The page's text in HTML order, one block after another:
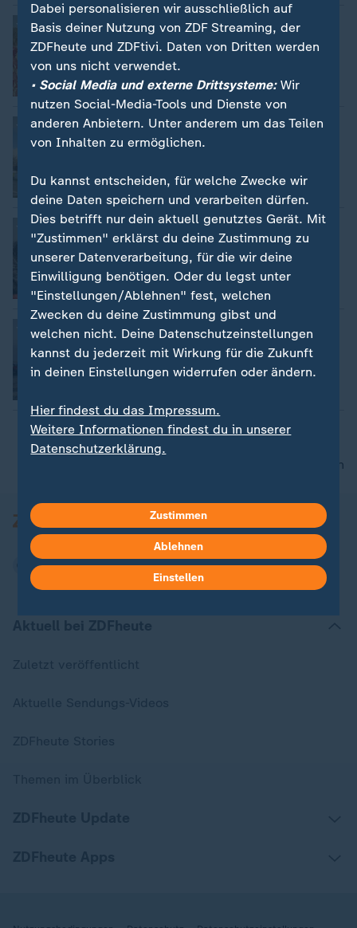
Duales Lehramtsstudium
Annette Pöschel
Video 1:59
Monheim in der Krise
Jan Hofer
Video 2:04
Reparieren statt wegwerfen
Kathrin Haas
Video 1:46
Strandkörbe zu versteigern
nach oben
Dabei personalisieren wir ausschließlich auf
Basis deiner Nutzung von ZDF Streaming, der
ZDFheute und ZDFtivi. Daten von Dritten werden
von uns nicht verwendet.
• Social Media und externe Drittsysteme:Wir
nutzen Social-Media-Tools und Dienste von
anderen Anbietern. Unter anderem um das Teilen
von Inhalten zu ermöglichen.
Du kannst entscheiden, für welche Zwecke wir
deine Daten speichern und verarbeiten dürfen.
Dies betrifft nur dein aktuell genutztes Gerät. Mit
"Zustimmen" erklärst du deine Zustimmung zu
unserer Datenverarbeitung, für die wir deine
Einwilligung benötigen. Oder du legst unter
"Einstellungen/Ablehnen" fest, welchen
Zwecken du deine Zustimmung gibst und
welchen nicht. Deine Datenschutzeinstellungen
kannst du jederzeit mit Wirkung für die Zukunft
in deinen Einstellungen widerrufen oder ändern.
Hier findest du das Impressum.
Weitere Informationen findest du in unserer
Datenschutzerklärung.
Zustimmen
Ablehnen
Einstellen